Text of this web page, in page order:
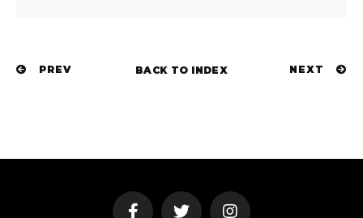
PREV BACK TO INDEX NEXT